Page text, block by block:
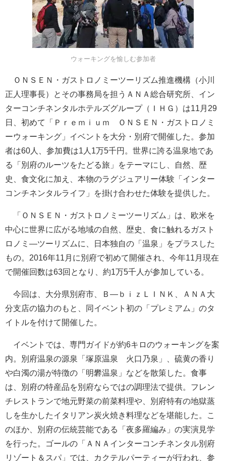
ウォーキングを愉しむ参加者
ＯＮＳＥＮ・ガストロノミーツーリズム推進機構（小川
正人理事長）とその事務局を担うＡＮＡ総合研究所、イン
ターコンチネンタルホテルズグループ（ＩＨＧ）は11月29
日、初めて「Ｐｒｅｍｉｕｍ ＯＮＳＥＮ・ガストロノミ
ーウォーキング」イベントを大分・別府で開催した。参加
者は60人、参加費は1人1万5千円。世界に誇る温泉地であ
る「別府のルーツをたどる旅」をテーマにし、自然、歴
史、食文化に加え、本物のラグジュアリー体験「インター
コンチネンタルライフ」を掛け合わせた体験を提供した。
「ＯＮＳＥＮ・ガストロノミーツーリズム」は、欧米を
中心に世界に広がる地域の自然、歴史、食に触れるガスト
ロノミ―ツーリズムに、日本独自の「温泉」をプラスした
もの。2016年11月に別府で初めて開催され、今年11月現在
で開催回数は63回となり、約1万5千人が参加している。
今回は、大分県別府市、Ｂ―ｂｉｚＬＩＮＫ、ＡＮＡ大
分支店の協力のもと、同イベント初の「プレミアム」のタ
イトルを付けて開催した。
イベントでは、専門ガイドが約6キロのウォーキングを案
内。別府温泉の源泉「塚原温泉 火口乃泉」、硫黄の香り
や白濁の湯が特徴の「明礬温泉」などを散策した。食事
は、別府の特産品を別府ならではの調理法で提供。フレン
チレストランで地元野菜の前菜料理や、別府特有の地獄蒸
しを生かしたイタリアン炭火焼き料理などを堪能した。こ
のほか、別府の伝統芸能である「夜多羅編み」の実演見学
を行った。ゴールの「ＡＮＡインターコンチネンタル別府
リゾート＆スパ」では、カクテルパーティーが行われ、参